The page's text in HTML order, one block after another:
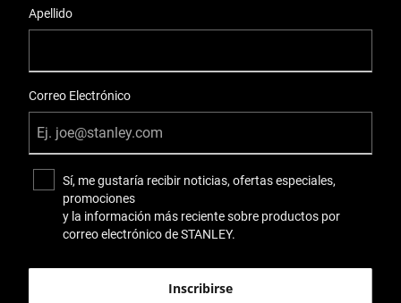
Apellido
Correo Electrónico
Sí, me gustaría recibir noticias, ofertas especiales,
promociones
y la información más reciente sobre productos por
correo electrónico de STANLEY.